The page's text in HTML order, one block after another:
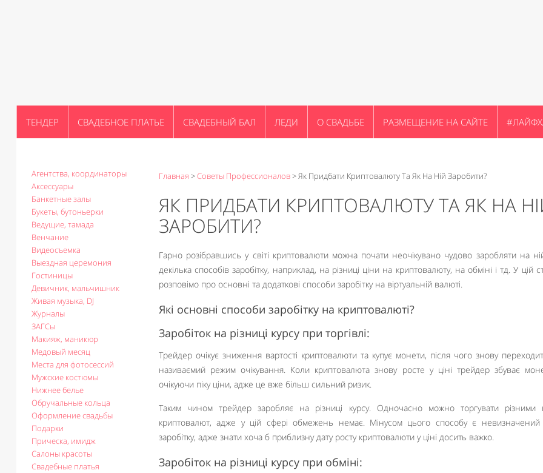
ТЕНДЕР СВАДЕБНОЕ ПЛАТЬЕ СВАДЕБНЫЙ БАЛ ЛЕДИ О СВАДЬБЕ РАЗМЕЩЕНИЕ НА САЙТЕ
Агентства, координаторы
Аксессуары
Банкетные залы
Букеты, бутоньерки
Ведущие, тамада
Венчание
Видеосъемка
Выездная церемония
Гостиницы
Девичник, мальчишник
Живая музыка, DJ
Журналы
ЗАГСы
Макияж, маникюр
Медовый месяц
Места для фотосессий
Мужские костюмы
Нижнее белье
Обручальные кольца
Оформление свадьбы
Подарки
Прическа, имидж
Салоны красоты
Свадебные платья
Главная >Советы Профессионалов>Як Придбати Криптовалюту Та Як На Ній Заробити?
ЯК ПРИДБАТИ КРИПТОВАЛЮТУ ТА ЯК НА
ЗАРОБИТИ?
Гарно розібравшись у світі криптовалюти можна почати неочікувано чудово заробляти на
декілька способів заробітку, наприклад, на різниці ціни на криптовалюту, на обміні і тд. У цій
розповімо про основні та додаткові способи заробітку на віртуальній валюті.
Які основні способи заробітку на криптовалюті?
Заробіток на різниці курсу при торгівлі:
Трейдер очікує зниження вартості криптовалюти та купує монети, після чого знову
називаємий режим очікування. Коли криптовалюта знову росте у ціні трейдер збуває
очікуючи піку ціни, адже це вже більш сильний ризик.
Таким чином трейдер заробляє на різниці курсу. Одночасно можно торгувати різними
криптовалют, адже у цій сфері обмежень немає. Мінусом цього способу є невизначений
заробітку, адже знати хоча б приблизну дату росту криптовалюти у ціні досить важко.
Заробіток на різниці курсу при обміні: